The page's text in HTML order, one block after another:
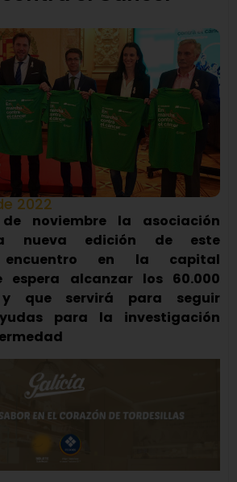
2022
noviembre la asociación
nueva edición de este
encuentro en la capital
espera alcanzar los 60.000
y que servirá para seguir
para la investigación